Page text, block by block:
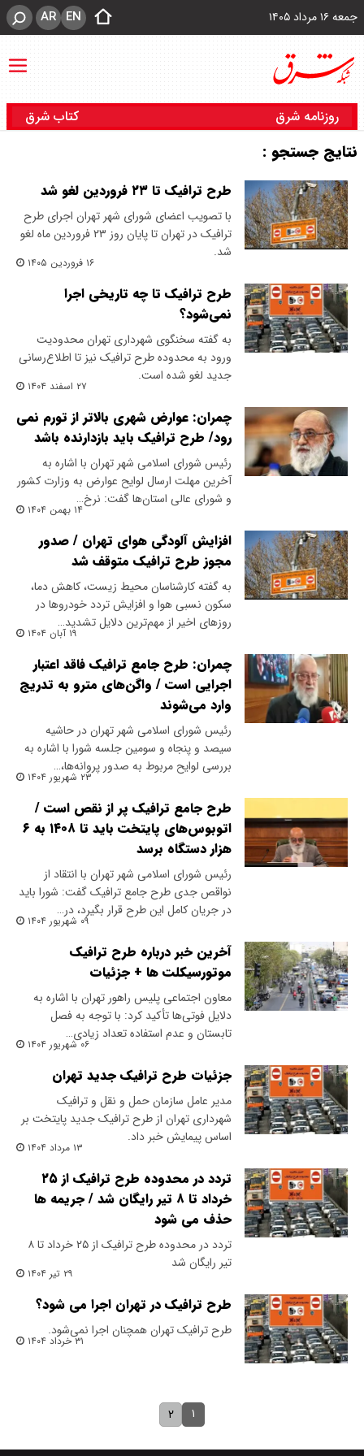
جمعه ۱۶ مرداد ۱۴۰۵ EN
AR
روزنامه شرق کتاب شرق
نتایج جستجو :
طرح ترافیک تا ۲۳ فروردین لغو شد
با تصویب اعضای شورای شهر تهران اجرای طرح
ترافیک در تهران تا پایان روز ۲۳ فروردین ماه لغو
شد.
۱۶ فروردین ۱۴۰۵
طرح ترافیک تا چه تاریخی اجرا
نمی‌شود؟
به گفته سخنگوی شهرداری تهران محدودیت
ورود به محدوده طرح ترافیک نیز تا اطلاع‌رسانی
جدید لغو شده است.
۲۷ اسفند ۱۴۰۴
چمران: عوارض شهری بالاتر از تورم نمی
رود/ طرح ترافیک باید بازدارنده باشد
رئیس شورای اسلامی شهر تهران با اشاره به
آخرین مهلت ارسال لوایح عوارض به وزارت کشور
و شورای عالی استان‌ها گفت: نرخ…
۱۴ بهمن ۱۴۰۴
افزایش آلودگی هوای تهران / صدور
مجوز طرح ترافیک متوقف شد
به گفته کارشناسان محیط زیست، کاهش دما،
سکون نسبی هوا و افزایش تردد خودروها در
روزهای اخیر از مهم‌ترین دلایل تشدید…
۱۹ آبان ۱۴۰۴
چمران: طرح جامع ترافیک فاقد اعتبار
اجرایی است / واگن‌های مترو به تدریج
وارد می‌شوند
رئیس شورای اسلامی شهر تهران در حاشیه
سیصد و پنجاه و سومین جلسه شورا با اشاره به
بررسی لوایح مربوط به صدور پروانه‌ها،…
۲۳ شهریور ۱۴۰۴
طرح جامع ترافیک پر از نقص است /
اتوبوس‌های پایتخت باید تا ۱۴۰۸ به ۶
هزار دستگاه برسد
رئیس شورای اسلامی شهر تهران با انتقاد از
نواقص جدی طرح جامع ترافیک گفت: شورا باید
در جریان کامل این طرح قرار بگیرد، در…
۰۹ شهریور ۱۴۰۴
آخرین خبر درباره طرح ترافیک
موتورسیکلت ها + جزئیات
معاون اجتماعی پلیس راهور تهران با اشاره به
دلایل فوتی‌ها تأکید کرد: با توجه به فصل
تابستان و عدم استفاده تعداد زیادی…
۰۶ شهریور ۱۴۰۴
جزئیات طرح ترافیک جدید تهران
مدیر عامل سازمان حمل‌ و نقل و ترافیک
شهرداری تهران از طرح ترافیک جدید پایتخت بر
اساس پیمایش خبر داد.
۱۳ مرداد ۱۴۰۴
تردد در محدوده طرح ترافیک از ۲۵
خرداد تا ۸ تیر رایگان شد / جریمه ها
حذف می شود
تردد در محدوده طرح ترافیک از ۲۵ خرداد تا ۸
تیر رایگان شد
۲۹ تیر ۱۴۰۴
طرح ترافیک در تهران اجرا می شود؟
طرح ترافیک تهران همچنان اجرا نمی‌شود.
۳۱ خرداد ۱۴۰۴
۱ ۲